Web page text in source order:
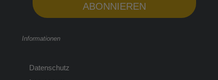
ABONNIEREN
Informationen
Datenschutz